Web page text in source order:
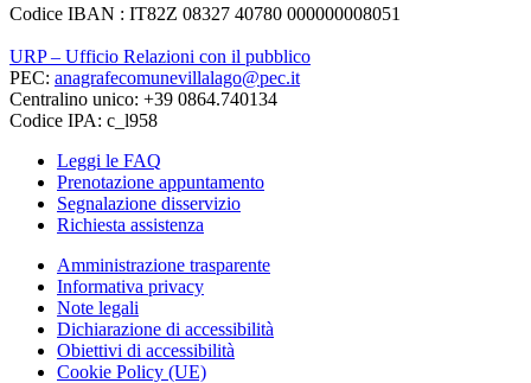
Codice IBAN : IT82Z 08327 40780 000000008051
URP – Ufficio Relazioni con il pubblico
PEC: anagrafecomunevillalago@pec.it
Centralino unico: +39 0864.740134
Codice IPA: c_l958
Leggi le FAQ
Prenotazione appuntamento
Segnalazione disservizio
Richiesta assistenza
Amministrazione trasparente
Informativa privacy
Note legali
Dichiarazione di accessibilità
Obiettivi di accessibilità
Cookie Policy (UE)